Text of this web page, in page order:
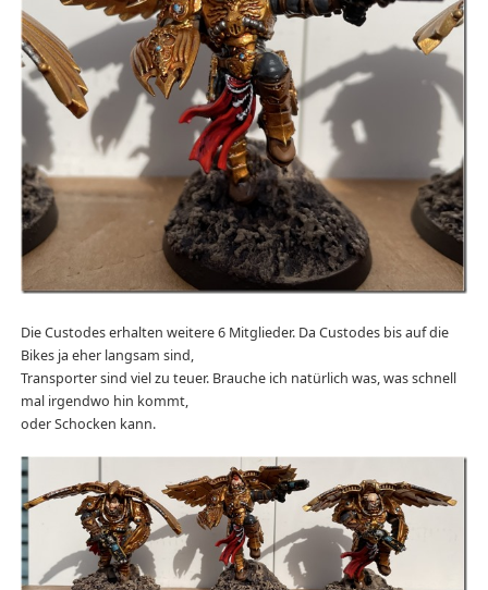
Die Custodes erhalten weitere 6 Mitglieder. Da Custodes bis auf die
Bikes ja eher langsam sind,
Transporter sind viel zu teuer. Brauche ich natürlich was, was schnell
mal irgendwo hin kommt,
oder Schocken kann.